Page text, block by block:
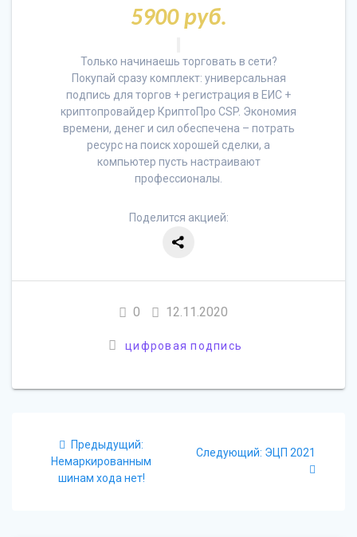
5900 руб.
Только начинаешь торговать в сети?
Покупай сразу комплект: универсальная
подпись для торгов + регистрация в ЕИС +
криптопровайдер КриптоПро CSP. Экономия
времени, денег и сил обеспечена – потрать
ресурс на поиск хорошей сделки, а
компьютер пусть настраивают
профессионалы.
Поделится акцией:
0 12.11.2020
цифровая подпись
Навигация
Предыдущий:
запись:
Немаркированным
шинам хода нет!
Следующий: Следующая
ЭЦП 2021